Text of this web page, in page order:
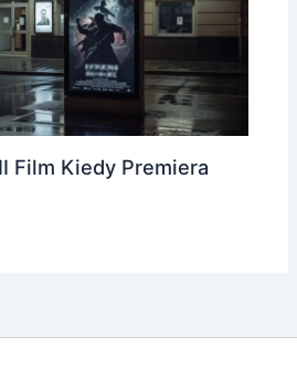
Film Kiedy Premiera